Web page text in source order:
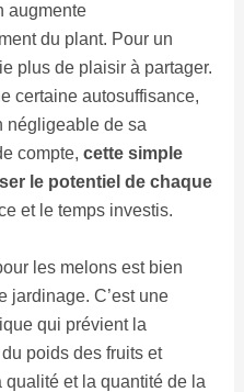
augmente
du plant. Pour un
plus de plaisir à partager.
certaine autosuffisance,
négligeable de sa
compte, cette simple
le potentiel de chaque
et le temps investis.
les melons est bien
jardinage. C’est une
qui prévient la
poids des fruits et
et la quantité de la